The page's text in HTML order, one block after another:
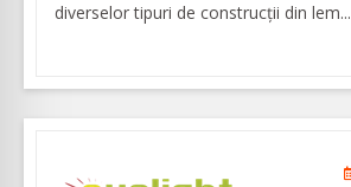
diverselor tipuri de construcții din lem...